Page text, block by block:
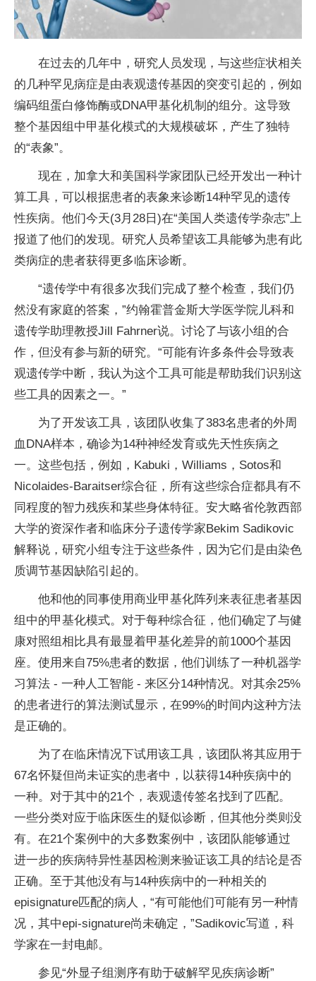
在过去的几年中，研究人员发现，与这些症状相关
的几种罕见病症是由表观遗传基因的突变引起的，例如
编码组蛋白修饰酶或DNA甲基化机制的组分。这导致
整个基因组中甲基化模式的大规模破坏，产生了独特
的“表象”。
现在，加拿大和美国科学家团队已经开发出一种计
算工具，可以根据患者的表象来诊断14种罕见的遗传
性疾病。他们今天(3月28日)在“美国人类遗传学杂志”上
报道了他们的发现。研究人员希望该工具能够为患有此
类病症的患者获得更多临床诊断。
“遗传学中有很多次我们完成了整个检查，我们仍
然没有家庭的答案，”约翰霍普金斯大学医学院儿科和
遗传学助理教授Jill Fahrner说。讨论了与该小组的合
作，但没有参与新的研究。“可能有许多条件会导致表
观遗传学中断，我认为这个工具可能是帮助我们识别这
些工具的因素之一。”
为了开发该工具，该团队收集了383名患者的外周
血DNA样本，确诊为14种神经发育或先天性疾病之
一。这些包括，例如，Kabuki，Williams，Sotos和
Nicolaides-Baraitser综合征，所有这些综合症都具有不
同程度的智力残疾和某些身体特征。安大略省伦敦西部
大学的资深作者和临床分子遗传学家Bekim Sadikovic
解释说，研究小组专注于这些条件，因为它们是由染色
质调节基因缺陷引起的。
他和他的同事使用商业甲基化阵列来表征患者基因
组中的甲基化模式。对于每种综合征，他们确定了与健
康对照组相比具有最显着甲基化差异的前1000个基因
座。使用来自75%患者的数据，他们训练了一种机器学
习算法 - 一种人工智能 - 来区分14种情况。对其余25%
的患者进行的算法测试显示，在99%的时间内这种方法
是正确的。
为了在临床情况下试用该工具，该团队将其应用于
67名怀疑但尚未证实的患者中，以获得14种疾病中的
一种。对于其中的21个，表观遗传签名找到了匹配。
一些分类对应于临床医生的疑似诊断，但其他分类则没
有。在21个案例中的大多数案例中，该团队能够通过
进一步的疾病特异性基因检测来验证该工具的结论是否
正确。至于其他没有与14种疾病中的一种相关的
episignature匹配的病人，“有可能他们可能有另一种情
况，其中epi-signature尚未确定，”Sadikovic写道，科
学家在一封电邮。
参见“外显子组测序有助于破解罕见疾病诊断”